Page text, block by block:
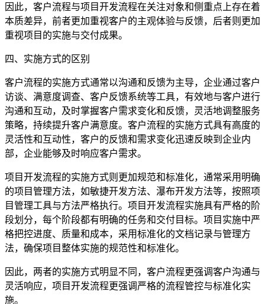
因此，客户流程与项目开发流程在关注对象和侧重点上存在着
本质差异，前者更加重视客户的主观体验与反馈，后者则更加
重视项目的实施与交付成果。
四、实施方式的区别
客户流程的实施方式通常以沟通和反馈为主导，企业通过客户
访谈、满意度调查、客户反馈系统等工具，有效地与客户进行
沟通和互动，及时掌握客户需求变化和反馈，灵活地调整服务
策略，持续提升客户满意度。客户流程的实施方式具有高度的
灵活性和互动性，客户的反馈和需求变化迅速反映到企业内
部，企业能够及时响应客户需求。
项目开发流程的实施方式则更加规范和标准化，通常采用明确
的项目管理方法，如敏捷开发方法、瀑布开发方法等，按照项
目管理工具与方法严格执行。项目开发流程实施具有严格的阶
段划分，每个阶段都有明确的任务和交付目标。项目实施中严
格把控进度、质量和成本，采用标准化的文档记录与管理方
法，确保项目整体实施的规范性和标准化。
因此，两者的实施方式明显不同，客户流程更强调客户沟通与
灵活响应，项目开发流程更强调严格的流程管控与标准化实
施。